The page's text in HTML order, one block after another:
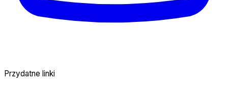
Przydatne linki